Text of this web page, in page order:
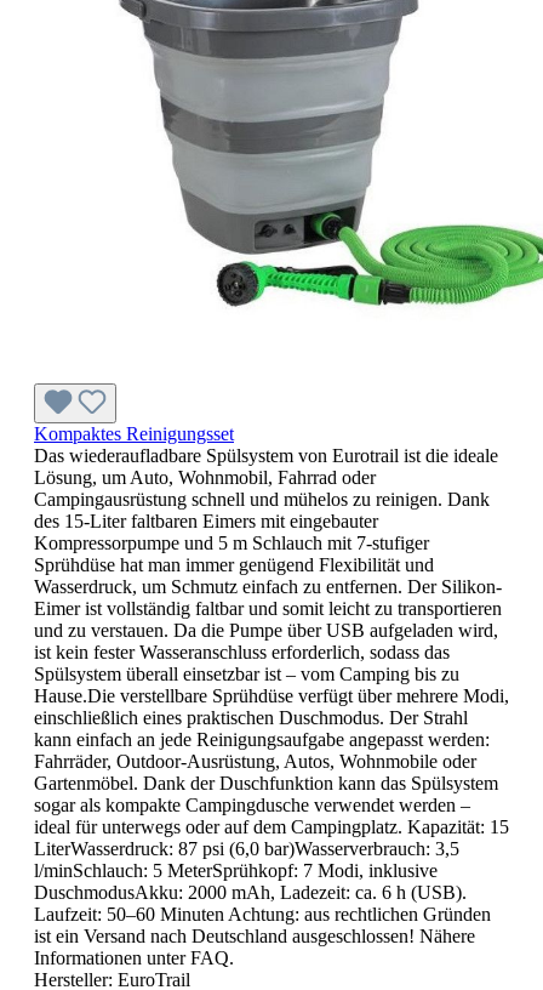
Kompaktes Reinigungsset
Das wiederaufladbare Spülsystem von Eurotrail ist die ideale
Lösung, um Auto, Wohnmobil, Fahrrad oder
Campingausrüstung schnell und mühelos zu reinigen. Dank
des 15-Liter faltbaren Eimers mit eingebauter
Kompressorpumpe und 5 m Schlauch mit 7-stufiger
Sprühdüse hat man immer genügend Flexibilität und
Wasserdruck, um Schmutz einfach zu entfernen. Der Silikon-
Eimer ist vollständig faltbar und somit leicht zu transportieren
und zu verstauen. Da die Pumpe über USB aufgeladen wird,
ist kein fester Wasseranschluss erforderlich, sodass das
Spülsystem überall einsetzbar ist – vom Camping bis zu
Hause.Die verstellbare Sprühdüse verfügt über mehrere Modi,
einschließlich eines praktischen Duschmodus. Der Strahl
kann einfach an jede Reinigungsaufgabe angepasst werden:
Fahrräder, Outdoor-Ausrüstung, Autos, Wohnmobile oder
Gartenmöbel. Dank der Duschfunktion kann das Spülsystem
sogar als kompakte Campingdusche verwendet werden –
ideal für unterwegs oder auf dem Campingplatz. Kapazität: 15
LiterWasserdruck: 87 psi (6,0 bar)Wasserverbrauch: 3,5
l/minSchlauch: 5 MeterSprühkopf: 7 Modi, inklusive
DuschmodusAkku: 2000 mAh, Ladezeit: ca. 6 h (USB).
Laufzeit: 50–60 Minuten Achtung: aus rechtlichen Gründen
ist ein Versand nach Deutschland ausgeschlossen! Nähere
Informationen unter FAQ.
Hersteller: EuroTrail